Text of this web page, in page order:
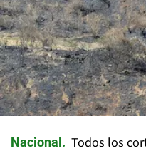
Nacional
Todos los